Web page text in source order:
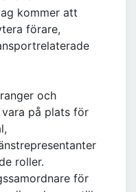
kommer att
förare,
och
på plats för
roller.
för